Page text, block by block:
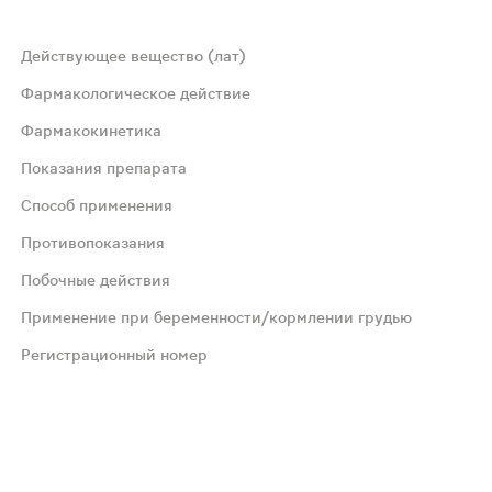
степени из желудка. Присутствие пищи в
повторной транзиторной ишемической
Действующее вещество (лат)
Фармакологическое действие
Фармакокинетика
Показания препарата
Способ применения
Противопоказания
Побочные действия
Применение при беременности/кормлении грудью
Регистрационный номер